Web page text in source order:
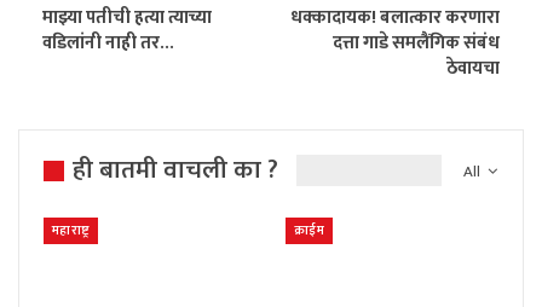
माझ्या पतीची हत्या त्याच्या
वडिलांनी नाही तर…
धक्कादायक! बलात्कार करणारा
दत्ता गाडे समलैंगिक संबंध
ठेवायचा
All
ही बातमी वाचली का ?
महाराष्ट्र क्राईम